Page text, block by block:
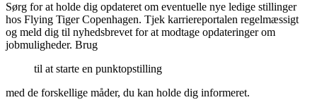
Sørg for at holde dig opdateret om eventuelle nye ledige stillinger
hos Flying Tiger Copenhagen. Tjek karriereportalen regelmæssigt
og meld dig til nyhedsbrevet for at modtage opdateringer om
jobmuligheder. Brug
til at starte en punktopstilling
med de forskellige måder, du kan holde dig informeret.